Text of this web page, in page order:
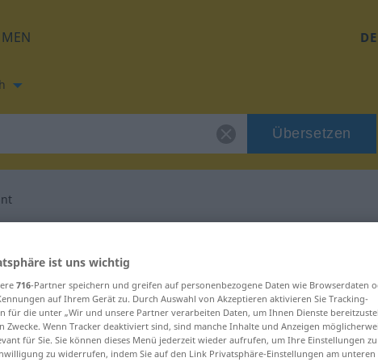
DE
Übersetzen
für "unbekannt"
ist uns wichtig
716-Partner speichern und greifen auf personenbezogene Daten wie Browserdaten
auf Ihrem Gerät zu. Durch Auswahl von Akzeptieren aktivieren Sie Tracking-
für die unter „Wir und unsere Partner verarbeiten Daten, um Ihnen Dienste
Zwecke. Wenn Tracker deaktiviert sind, sind manche Inhalte und Anzeigen
für Sie. Sie können dieses Menü jederzeit wieder aufrufen, um Ihre Einstellungen
zu widerrufen, indem Sie auf den Link Privatsphäre-Einstellungen am unteren